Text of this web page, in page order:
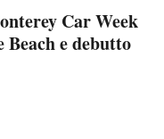
Car Week
e debutto